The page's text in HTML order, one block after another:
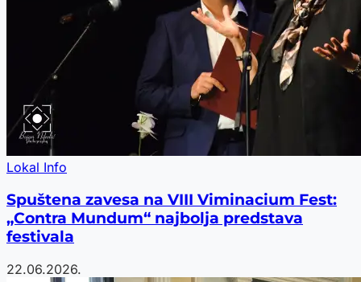
Lokal Info
Spuštena zavesa na VIII Viminacium Fest:
„Contra Mundum“ najbolja predstava
festivala
22.06.2026.